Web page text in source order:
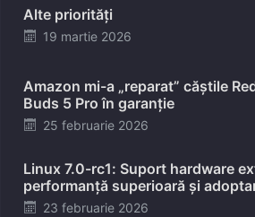
Alte priorități
Posted
19 martie 2026
Amazon mi-a „reparat” căștile
Buds 5 Pro în garanție
Posted
25 februarie 2026
Linux 7.0-rc1: Suport hardware
performanță superioară și
Posted
23 februarie 2026